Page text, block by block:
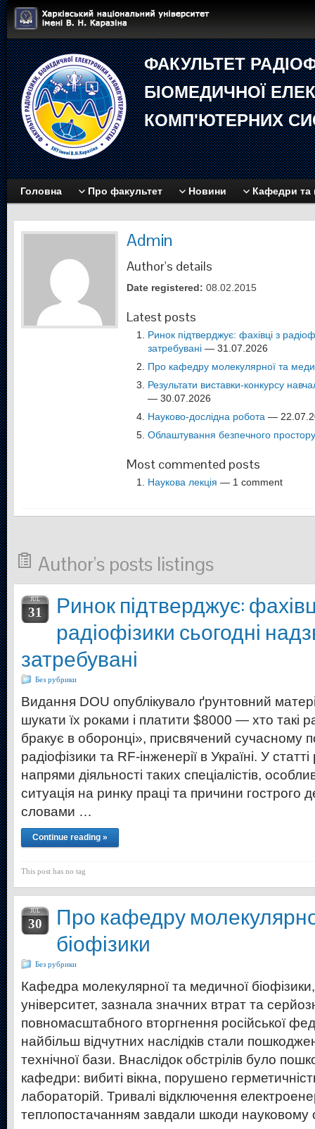
ФАКУЛЬТЕТ
БIОМЕДИЧНОЇ
КОМП'ЮТЕРНИХ
Головна Про факультет Новини Кафедри та
Admin
Author's details
Date registered: 08.02.2015
Latest posts
Ринок підтверджує: фахівці з
затребувані — 31.07.2026
Про кафедру молекулярної та
Результати виставки-конкурсу
— 30.07.2026
Науково-дослідна робота —
Облаштування безпечного
Most commented posts
Наукова лекція — 1 comment
Author's posts listings
JUL
31
Ринок підтверджує:
радіофізики сьогодні
затребувані
Без рубрики
Видання DOU опублікувало ґрунтовний
шукати їх роками і платити $8000 — хто такі
бракує в оборонці», присвячений сучасному
радіофізики та RF-інженерії в Україні. У
напрями діяльності таких спеціалістів,
ситуація на ринку праці та причини гострого
словами …
Continue reading »
This post has no tag
JUL
30
Про кафедру
біофізики
Без рубрики
Кафедра молекулярної та медичної біофізики,
університет, зазнала значних втрат та
повномасштабного вторгнення російської
найбільш відчутних наслідків стали
технічної бази. Внаслідок обстрілів було
кафедри: вибиті вікна, порушено
лабораторій. Тривалі відключення
теплопостачанням завдали шкоди